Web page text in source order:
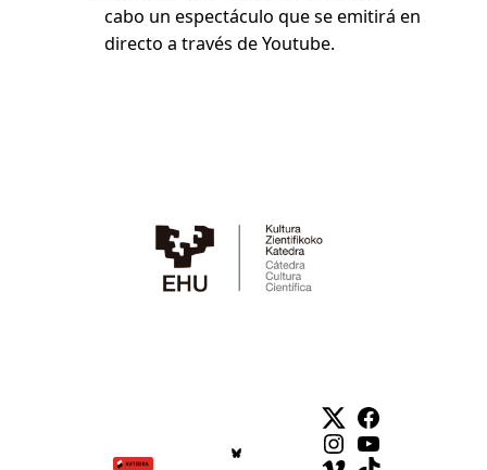
cabo un espectáculo que se emitirá en
directo a través de Youtube.
TwitterFacebook
Instagram
YouTube